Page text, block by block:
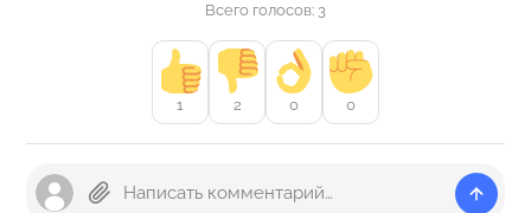
Всего голосов: 3
1 2 0 0